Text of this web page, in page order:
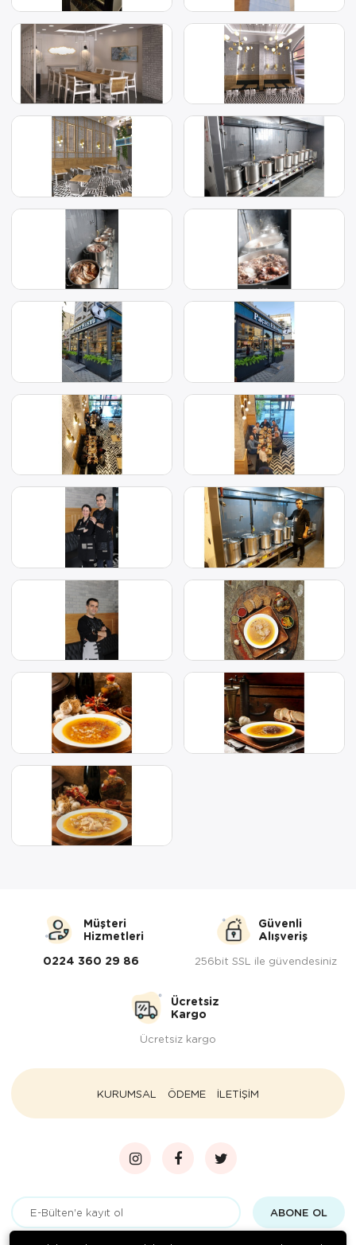
Müşteri
Hizmetleri
0224 360 29 86
Güvenli
Alışveriş
256bit SSL ile güvendesiniz
Ücretsiz
Kargo
Ücretsiz kargo
KURUMSAL ÖDEME İLETİŞİM
ABONE OL